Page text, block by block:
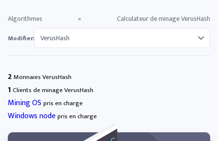
Algorithmes » Calculateur de minage VerusHash
Modifier:
2Monnaies VerusHash
1Clients de minage VerusHash
Mining OS pris en charge
Windows nodepris en charge